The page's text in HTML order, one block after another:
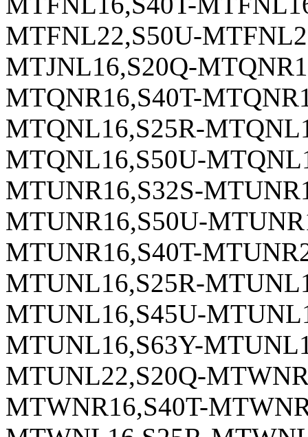
MTFNL22,S50U-
MTJNL16,S20Q-
MTQNR16,S40T-
MTQNL16,S25R-
MTQNL16,S50U-
MTUNR16,S32S-
MTUNR16,S50U-
MTUNR16,S40T-
MTUNL16,S25R-
MTUNL16,S45U-
MTUNL16,S63Y-
MTUNL22,S20Q-
MTWNR16,S40T-